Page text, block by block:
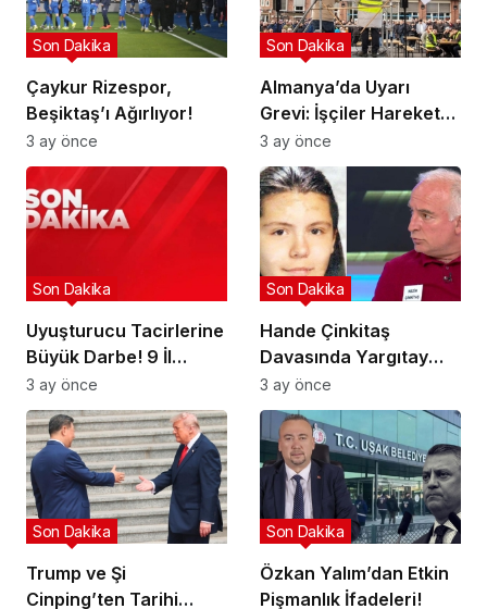
Çaykur Rizespor,
Beşiktaş’ı Ağırlıyor!
Son Dakika
3 ay önce
Almanya’da Uyarı
Grevi: İşçiler Harekete
Geçti!
Son Dakika
3 ay önce
Uyuşturucu Tacirlerine
Büyük Darbe! 9 İl
Hedefte!
Son Dakika
3 ay önce
Hande Çinkitaş
Davasında Yargıtay
Kararı!
Son Dakika
3 ay önce
Trump ve Şi
Cinping’ten Tarihi
Son Dakika
Özkan Yalım’dan Etkin
Pişmanlık İfadeleri!
Son Dakika